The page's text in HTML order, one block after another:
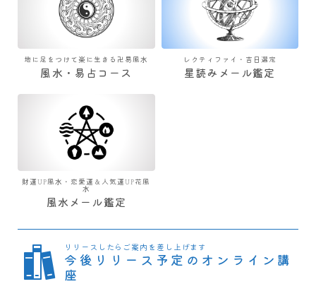
地に足をつけて楽に生きる卍易風水
風水・易占コース
レクティファイ・吉日選定
星読みメール鑑定
財運UP風水・恋愛運＆人気運UP花風
水
風水メール鑑定
リリースしたらご案内を差し上げます
今後リリース予定のオンライン講
座